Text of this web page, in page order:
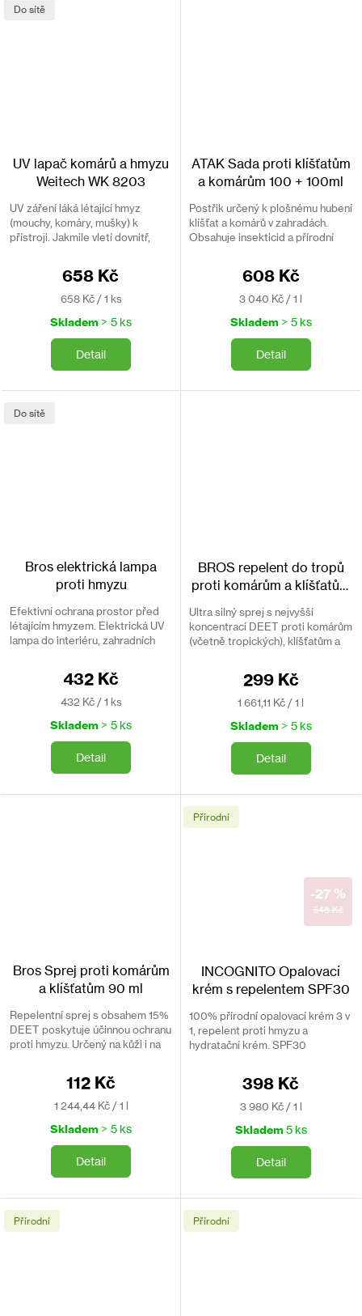
Do sítě
UV lapač komárů a hmyzu
Weitech WK 8203
UV záření láká létající hmyz
(mouchy, komáry, mušky) k
přístroji. Jakmile vletí dovnitř,
658 Kč
Měrná
658 Kč / 1 ks
Skladem > 5 ks
Detail
ATAK Sada proti klíšťatům
a komárům 100 + 100ml
Postřik určený k plošnému hubení
klíšťat a komárů v zahradách.
Obsahuje insekticid a přírodní
608 Kč
Měrná
3 040 Kč / 1 l
Skladem > 5 ks
Detail
Do sítě
Bros elektrická lampa
proti hmyzu
Efektivní ochrana prostor před
létajícím hmyzem. Elektrická UV
lampa do interiéru, zahradních
432 Kč
Měrná
432 Kč / 1 ks
Skladem > 5 ks
Detail
BROS repelent do tropů
proti komárům a klíšťatům
Ultra silný sprej s nejvyšší
koncentrací DEET proti komárům
(včetně tropických), klíšťatům a
299 Kč
Měrná
1 661,11 Kč / 1 l
Skladem > 5 ks
Detail
Bros Sprej proti komárům
a klíšťatům 90 ml
Repelentní sprej s obsahem 15%
DEET poskytuje účinnou ochranu
proti hmyzu. Určený na kůži i na
112 Kč
Měrná
1 244,44 Kč / 1 l
Skladem > 5 ks
Detail
Přírodní
548 Kč
-27 %
INCOGNITO Opalovací
krém s repelentem SPF30
100% přírodní opalovací krém 3 v
1, repelent proti hmyzu a
hydratační krém. SPF30
398 Kč
Měrná
3 980 Kč / 1 l
Skladem 5 ks
Detail
Přírodní Přírodní